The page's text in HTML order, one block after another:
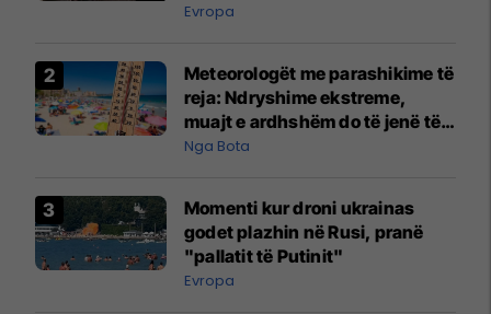
Evropa
Meteorologët me parashikime të
reja: Ndryshime ekstreme,
muajt e ardhshëm do të jenë të
pazakontë
Nga Bota
Momenti kur droni ukrainas
godet plazhin në Rusi, pranë
"pallatit të Putinit"
Evropa